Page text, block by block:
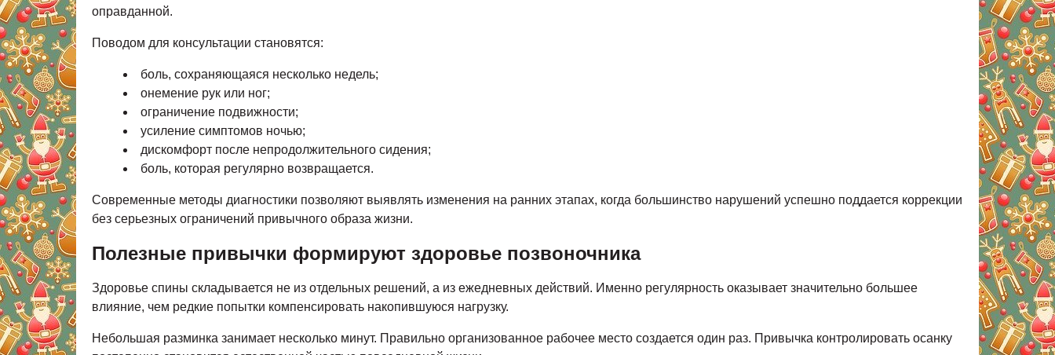
оправданной.
Поводом для консультации становятся:
боль, сохраняющаяся несколько недель;
онемение рук или ног;
ограничение подвижности;
усиление симптомов ночью;
дискомфорт после непродолжительного сидения;
боль, которая регулярно возвращается.
Современные методы диагностики позволяют выявлять изменения на ранних этапах, когда большинство нарушений успешно поддается коррекции
без серьезных ограничений привычного образа жизни.
Полезные привычки формируют здоровье позвоночника
Здоровье спины складывается не из отдельных решений, а из ежедневных действий. Именно регулярность оказывает значительно большее
влияние, чем редкие попытки компенсировать накопившуюся нагрузку.
Небольшая разминка занимает несколько минут. Правильно организованное рабочее место создается один раз. Привычка контролировать осанку